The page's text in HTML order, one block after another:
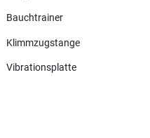
Bauchtrainer
Klimmzugstange
Vibrationsplatte